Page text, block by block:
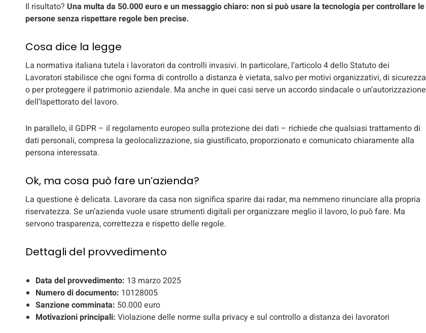
Il risultato? Una multa da 50.000 euro e un messaggio chiaro: non si può usare la tecnologia per controllare le
persone senza rispettare regole ben precise.
Cosa dice la legge
La normativa italiana tutela i lavoratori da controlli invasivi. In particolare, l’articolo 4 dello Statuto dei
Lavoratori stabilisce che ogni forma di controllo a distanza è vietata, salvo per motivi organizzativi, di sicurezza
o per proteggere il patrimonio aziendale. Ma anche in quei casi serve un accordo sindacale o un’autorizzazione
dell’Ispettorato del lavoro.
In parallelo, il GDPR – il regolamento europeo sulla protezione dei dati – richiede che qualsiasi trattamento di
dati personali, compresa la geolocalizzazione, sia giustificato, proporzionato e comunicato chiaramente alla
persona interessata.
Ok, ma cosa può fare un’azienda?
La questione è delicata. Lavorare da casa non significa sparire dai radar, ma nemmeno rinunciare alla propria
riservatezza. Se un’azienda vuole usare strumenti digitali per organizzare meglio il lavoro, lo può fare. Ma
servono trasparenza, correttezza e rispetto delle regole.
Dettagli del provvedimento
Data del provvedimento: 13 marzo 2025
Numero di documento: 10128005
Sanzione comminata: 50.000 euro
Motivazioni principali: Violazione delle norme sulla privacy e sul controllo a distanza dei lavoratori